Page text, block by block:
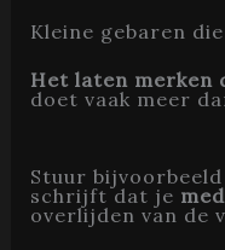
Kleine gebaren
Het laten merken
doet vaak meer
Stuur bijvoorbeeld
schrijft dat je
overlijden van de